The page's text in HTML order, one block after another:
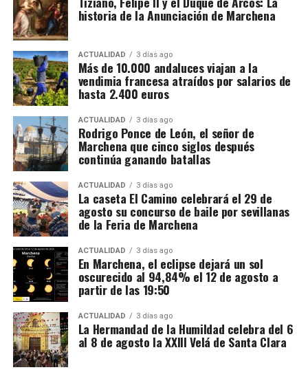
66.000 euros, relojes de lujo y bienes
bloqueados
La actuación policial ha permitido bloquear 35
cuentas bancarias vinculadas a la investigación y
solicitar judicialmente el embargo de once
inmuebles. En domicilios relacionados con uno de
los principales investigados fueron intervenidos
además 66.000 euros en efectivo, junto con relojes
de lujo, dispositivos electrónicos y abundante
documentación.
Las pesquisas patrimoniales apuntan también a que
parte de los beneficios obtenidos presuntamente
mediante el fraude habría sido desviada hacia una
sociedad patrimonial, utilizada para canalizar el
dinero y mantener inmuebles relacionados con
algunos de los principales investigados. Es
precisamente esta parte del entramado la que
fundamenta la investigación paralela por supuesto
blanqueo de capitales.
Las entradas, que tendrán un coste de 10€
anticipadas y 15€ en taquilla, se pueden adquirir en
la Casa de la Cultura, en la Oficina de Turismo o a
través del siguiente
enlace:https://osunacultura.sacatuentrada.es/
historia de la Anunciación de Marchena
ACTUALIDAD 3 días ago
Más de 10.000 andaluces viajan a la
vendimia francesa atraídos por salarios de
hasta 2.400 euros
ACTUALIDAD 3 días ago
Rodrigo Ponce de León, el señor de
Marchena que cinco siglos después
continúa ganando batallas
ACTUALIDAD 3 días ago
La caseta El Camino celebrará el 29 de
agosto su concurso de baile por sevillanas
de la Feria de Marchena
ACTUALIDAD 3 días ago
En Marchena, el eclipse dejará un sol
oscurecido al 94,84% el 12 de agosto a
partir de las 19:50
ACTUALIDAD 3 días ago
La Hermandad de la Humildad celebra del 6
al 8 de agosto la XXIII Velá de Santa Clara